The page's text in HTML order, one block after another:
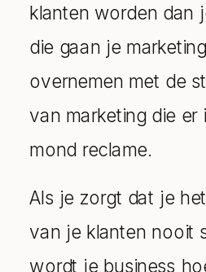
klanten worden dan
die gaan je
overnemen met de
van marketing die er
mond reclame.
Als je zorgt dat je
van je klanten nooit
wordt je business